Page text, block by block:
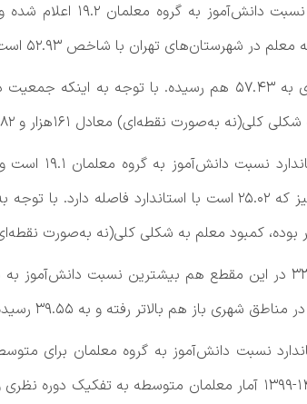
در مقطع ابتدایی
تهران با شاخص ۵۲.۹۳ است که ۳۳.۷۳ واحد بیشتر از استاندارد است.
در مقطع
شهری باز هم بالاتر رفته و به ۳۹.۵۵ رسیده است.
پرورش در سال تحصیلی ۱۴۰۰-۱۳۹۹ آمار معلمان